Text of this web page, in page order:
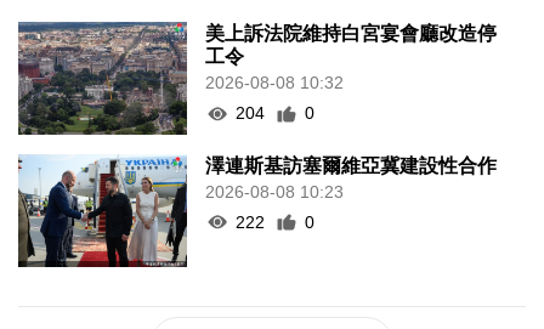
美上訴法院維持白宮宴會廳改造停
工令
2026-08-08 10:32
204
0
澤連斯基訪塞爾維亞冀建設性合作
2026-08-08 10:23
222
0